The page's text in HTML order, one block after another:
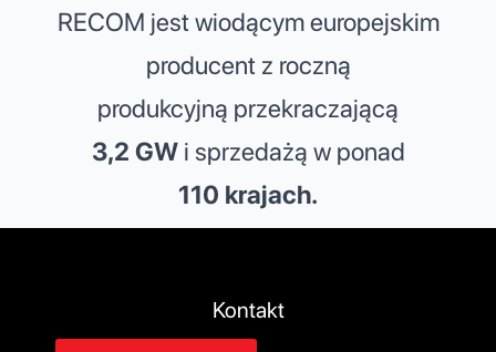
RECOM jest wiodącym europejskim
producent z roczną
produkcyjną przekraczającą
3,2 GWi sprzedażą w ponad
110 krajach.
Kontakt